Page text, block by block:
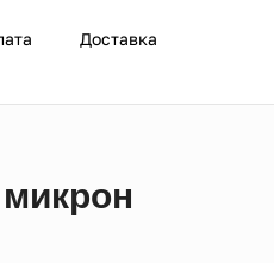
Доставка